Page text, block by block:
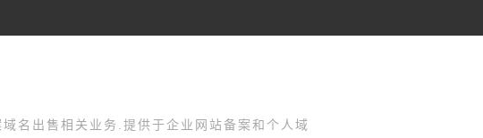
名出售相关业务.提供于企业网站备案和个人域